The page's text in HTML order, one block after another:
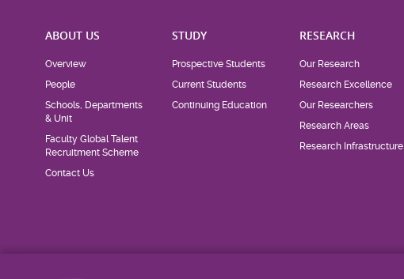
ABOUT US
Overview
People
Schools, Departments
& Unit
Faculty Global Talent
Recruitment Scheme
Contact Us
STUDY
Prospective Students
Current Students
Continuing Education
RESEARCH
Our Research
Research Excellence
Our Researchers
Research Areas
Research Infrastructure